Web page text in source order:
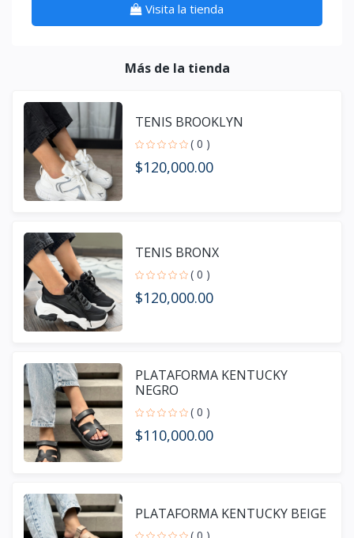
Visita la tienda
Más de la tienda
TENIS BROOKLYN
( 0 )
$120,000.00
TENIS BRONX
( 0 )
$120,000.00
PLATAFORMA KENTUCKY
NEGRO
( 0 )
$110,000.00
PLATAFORMA KENTUCKY BEIGE
( 0 )